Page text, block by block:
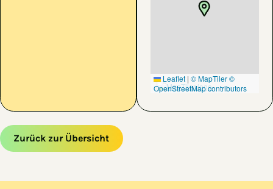
Leaflet | © MapTiler©
OpenStreetMap contributors
Zurück zur Übersicht